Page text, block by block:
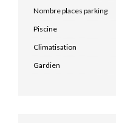
Nombre places parking
Piscine
Climatisation
Gardien